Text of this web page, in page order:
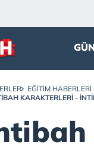
EĞITIM HABERLERI
KARAKTERLERI -